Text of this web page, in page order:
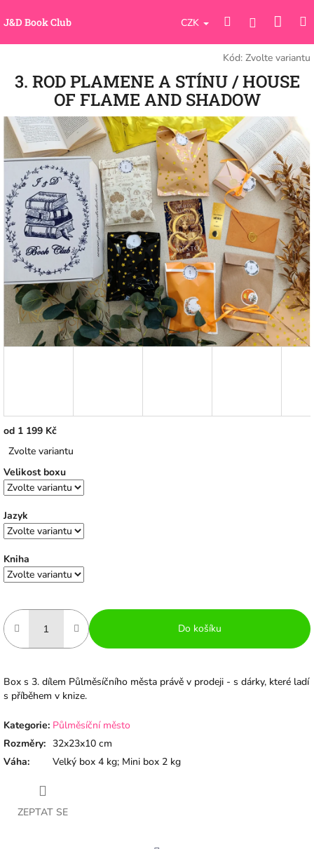
naJ&D Book Club CZK HledatPřihlášení
Kód: Zvolte variantu
3. ROD PLAMENE A STÍNU / HOUSE
OF FLAME AND SHADOW
od 1 199 Kč
cena:
Zvolte variantu
Velikost boxu
Jazyk
Kniha
Do košíku
Box s 3. dílem Půlměsíčního města právě v prodeji - s dárky, které ladí
s příběhem v knize.
Kategorie: Půlměsíční město
Rozměry: 32x23x10 cm
Váha: Velký box 4 kg; Mini box 2 kg
ZEPTAT SE